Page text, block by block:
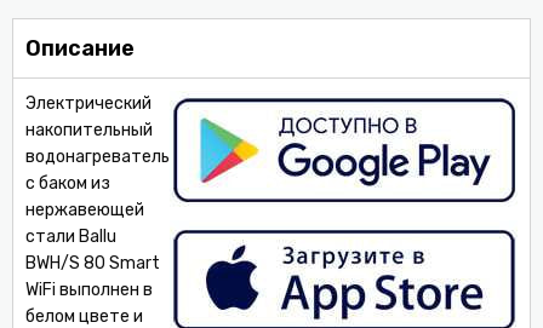
Описание
Электрический
накопительный
водонагреватель
с баком из
нержавеющей
стали Ballu
BWH/S 80 Smart
WiFi выполнен в
белом цвете и